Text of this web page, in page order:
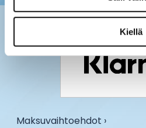
Kiellä
Maksuvaihtoehdot ›